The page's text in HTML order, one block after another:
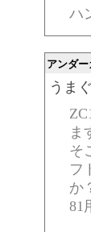
ハ
アンダ
うま
ま
そ
フ
か
81